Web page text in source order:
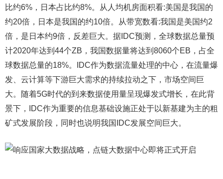
比约6%，日本占比约8%。从人均机房面积看:美国是我国的
约20倍，日本是我国的约10倍。从带宽数看:我国是美国约2
倍，是日本约9倍，反差巨大。据IDC预测，全球数据总量预
计2020年达到44个ZB，我国数据量将达到8060个EB，占全
球数据总量的18%。IDC作为数据流量处理的中心，在流量爆
发、云计算等下游巨大需求的持续拉动之下，市场空间巨
大。随着5G时代的到来数据使用量呈现爆发式增长，在此背
景下，IDC作为重要的信息基础设施正处于以新基建为主的粗
矿式发展阶段，同时也说明我国IDC发展空间巨大。